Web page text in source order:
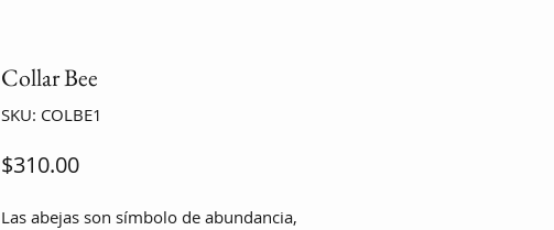
Collar Bee
SKU: COLBE1
$310.00Precio
Las abejas son símbolo de abundancia,